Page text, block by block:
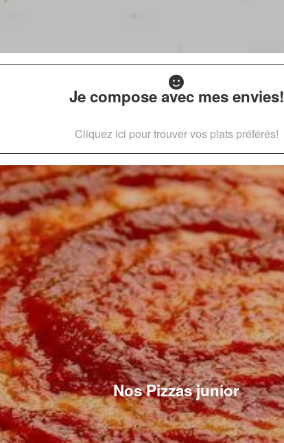
Je compose avec mes envies!
Cliquez ici pour trouver vos plats préférés!
Nos Pizzas junior